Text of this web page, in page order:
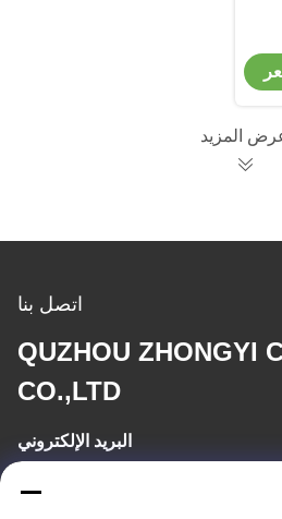
المزيد
اتصل بنا
QUZHOU ZHONGYI
CO.,LTD
البريد الإلكتروني